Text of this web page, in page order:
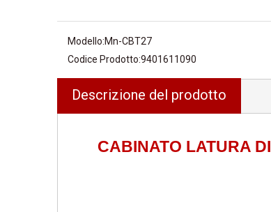
Modello:Mn-CBT27
Codice Prodotto:9401611090
Descrizione del prodotto
CABINATO LATURA